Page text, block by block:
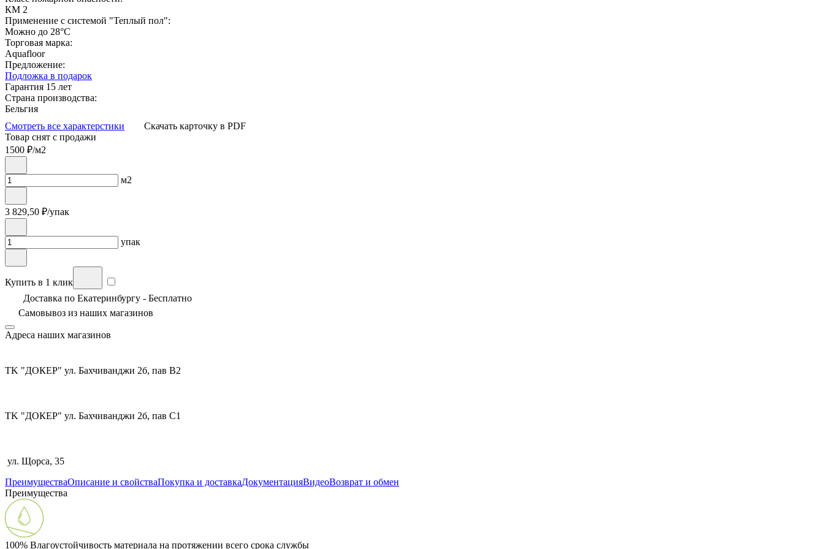
КМ 2
Применение с системой "Теплый пол":
Можно до 28°С
Торговая марка:
Aquafloor
Предложение:
Подложка в подарок
Гарантия 15 лет
Страна производства:
Бельгия
Смотреть все характерстики
Скачать карточку в PDF
Товар снят с продажи
1500 ₽/м2
м2
3 829,50 ₽/упак
упак
Купить в 1 клик
Доставка по Екатеринбургу - Бесплатно
Самовывоз из наших магазинов
Адреса наших магазинов
TK "ДОКЕР" ул. Бахчиванджи 2б, пав В2
TK "ДОКЕР" ул. Бахчиванджи 2б, пав С1
ул. Щорса, 35
ПреимуществаОписание и свойстваПокупка и доставкаДокументацияВидеоВозврат и обмен
Преимущества
100% Влагоустойчивость материала на протяжении всего срока службы